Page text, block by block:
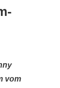
vom